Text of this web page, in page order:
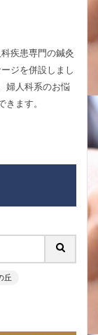
疾患専門の鍼灸
ジを併設しまし
婦人科系のお悩
きます。
丘